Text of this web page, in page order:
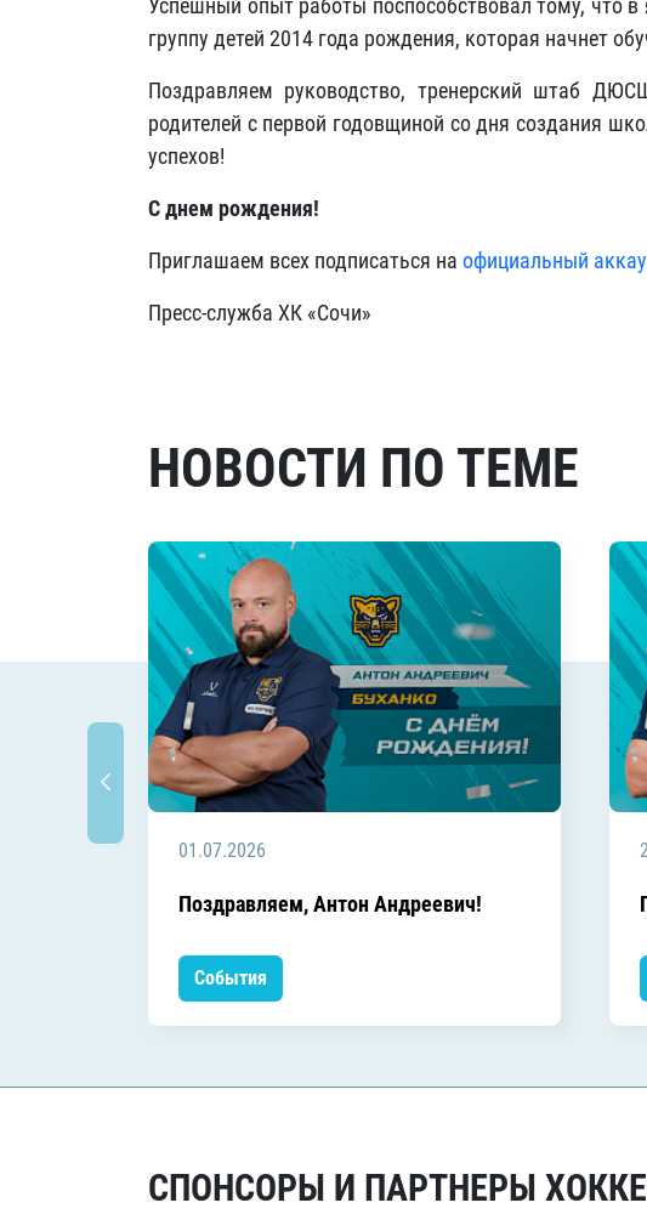
Успешный опыт работы поспособствовал тому, что
группу детей 2014 года рождения, которая начнет
Поздравляем руководство, тренерский штаб
родителей с первой годовщиной со дня создания
успехов!
С днем рождения!
Приглашаем всех подписаться на официальный
Пресс-служба ХК «Сочи»
НОВОСТИ ПО ТЕМЕ
01.07.2026
Поздравляем, Антон Андреевич!
События
СПОНСОРЫ И ПАРТНЕРЫ